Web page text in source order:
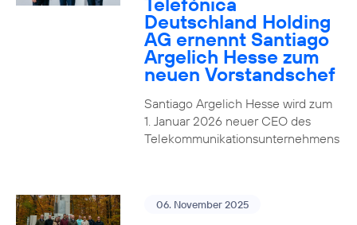
Deutschland Holding
AG ernennt Santiago
Argelich Hesse zum
neuen Vorstandschef
Santiago Argelich Hesse wird zum
1. Januar 2026 neuer CEO des
Telekommunikationsunternehmens
06. November 2025